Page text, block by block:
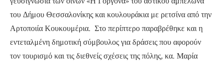
του Δήμου Θεσσαλονίκης και κουλουράκια με ρετσίνα από την
Αρτοποιία Κουκουμέρια. Στο περίπτερο παραβρέθηκε και η
εντεταλμένη δημοτική σύμβουλος για δράσεις που αφορούν
τον τουρισμό και τις διεθνείς σχέσεις της πόλης, κα. Μαρία